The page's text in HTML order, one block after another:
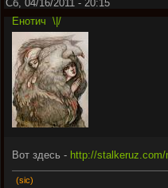
Сб, 04/16/2011 - 20:15
Енотич \|/
Вот здесь - http://
(sic)